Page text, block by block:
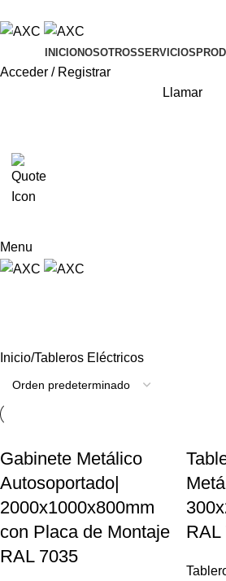
INICIONOSOTROSSERVICIOS
Acceder / Registrar
Llamar
Menu
Inicio Tableros Eléctricos
Gabinete Metálico
Autosoportado|
2000x1000x800mm
con Placa de Montaje
RAL 7035
RAL